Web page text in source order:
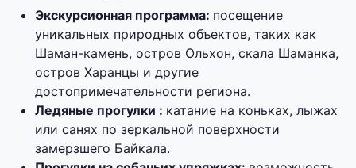
Экскурсионная программа: посещение
уникальных природных объектов, таких как
Шаман-камень, остров Ольхон, скала Шаманка,
остров Харанцы и другие
достопримечательности региона.
Ледяные прогулки : катание на коньках, лыжах
или санях по зеркальной поверхности
замерзшего Байкала.